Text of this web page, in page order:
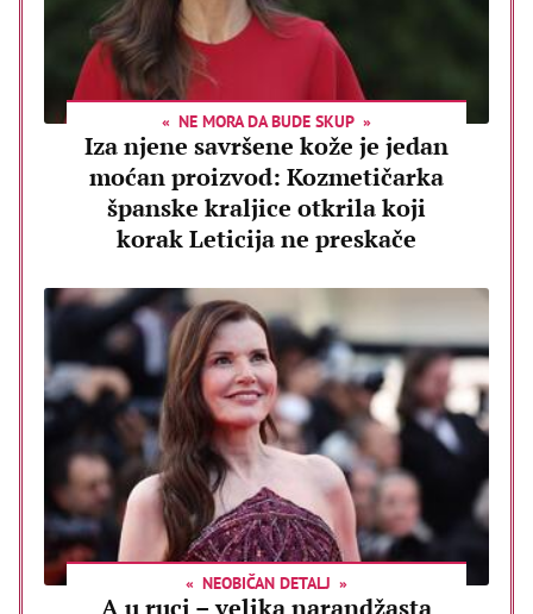
NE MORA DA BUDE SKUP
Iza njene savršene kože je jedan
moćan proizvod: Kozmetičarka
španske kraljice otkrila koji
korak Leticija ne preskače
NEOBIČAN DETALJ
A u ruci – velika narandžasta